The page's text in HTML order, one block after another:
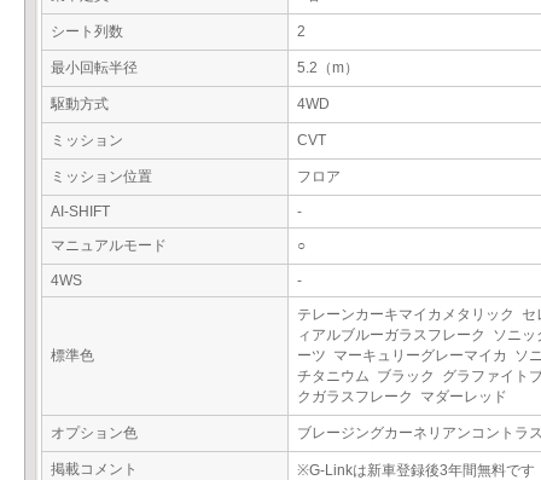
シート列数 2
最小回転半径 5.2（m）
駆動方式 4WD
ミッション CVT
ミッション位置 フロア
AI-SHIFT
-
マニュアルモード
○
4WS -
標準色
テレーンカーキマイカメタリック セ
ィアルブルーガラスフレーク ソニッ
ーツ マーキュリーグレーマイカ ソ
チタニウム ブラック グラファイト
クガラスフレーク マダーレッド
オプション色 ブレージングカーネリアンコントラ
掲載コメント ※G-Linkは新車登録後3年間無料です